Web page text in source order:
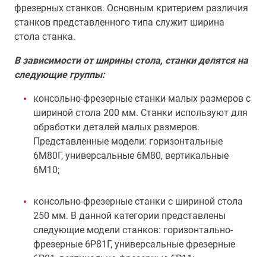
фрезерных станков. Основным критерием различия
станков представленного типа служит ширина
стола станка.
В зависимости от ширины стола, станки делятся на
следующие группы:
консольно-фрезерные станки малых размеров с
шириной стола 200 мм. Станки используют для
обработки деталей малых размеров.
Представленные модели: горизонтальные
6М80Г, универсальные 6М80, вертикальные
6М10;
консольно-фрезерные станки с шириной стола
250 мм. В данной категории представлены
следующие модели станков: горизонтально-
фрезерные 6Р81Г, универсальные фрезерные